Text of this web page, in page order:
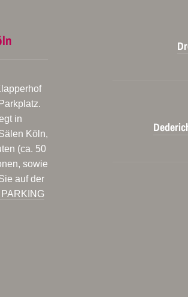
in
Köln,
(ca. 50
sowie
auf der